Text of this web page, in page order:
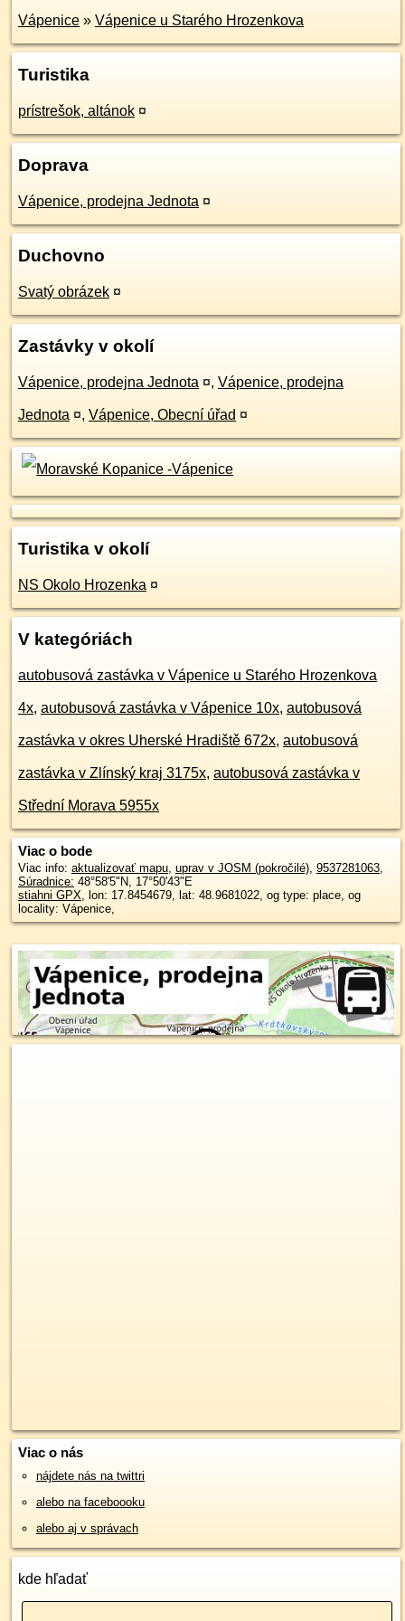
Vápenice » Vápenice u Starého Hrozenkova
Turistika
prístrešok, altánok ¤
Doprava
Vápenice, prodejna Jednota ¤
Duchovno
Svatý obrázek ¤
Zastávky v okolí
Vápenice, prodejna Jednota ¤, Vápenice, prodejna
Jednota ¤, Vápenice, Obecní úřad ¤
Turistika v okolí
NS Okolo Hrozenka ¤
V kategóriách
autobusová zastávka v Vápenice u Starého Hrozenkova
4x, autobusová zastávka v Vápenice 10x, autobusová
zastávka v okres Uherské Hradiště 672x, autobusová
zastávka v Zlínský kraj 3175x, autobusová zastávka v
Střední Morava 5955x
Viac o bode
Viac info: aktualizovať mapu, uprav v JOSM (pokročilé), 9537281063,
Súradnice: 48°58'5"N, 17°50'43"E
stiahni GPX, lon: 17.8454679, lat: 48.9681022, og type: place, og
locality: Vápenice,
Viac o nás
nájdete nás na twittri
alebo na faceboooku
alebo aj v správach
kde hľadať